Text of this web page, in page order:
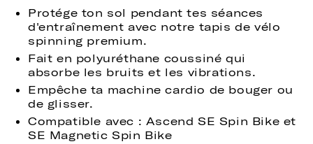
Protége ton sol pendant tes séances
d'entraînement avec notre tapis de vélo
spinning premium.
Fait en polyuréthane coussiné qui
absorbe les bruits et les vibrations.
Empêche ta machine cardio de bouger ou
de glisser.
Compatible avec : Ascend SE Spin Bike et
SE Magnetic Spin Bike